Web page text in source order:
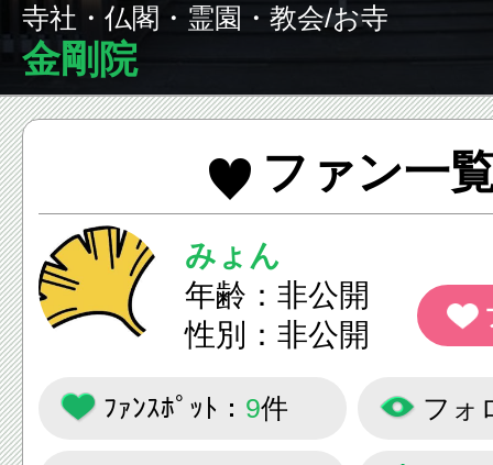
寺社・仏閣・霊園・教会/お寺
金剛院
ファン一
みょん
年齢：非公開
性別：非公開
ﾌｧﾝｽﾎﾟｯﾄ： 9件 フォ